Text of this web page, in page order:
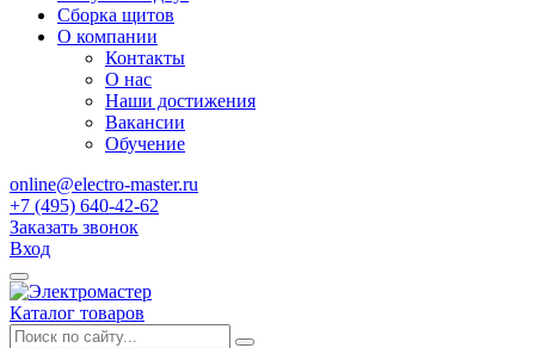
Сборка щитов
О компании
Контакты
О нас
Наши достижения
Вакансии
Обучение
online@electro-master.ru
+7 (495) 640-42-62
Заказать звонок
Вход
Каталог товаров